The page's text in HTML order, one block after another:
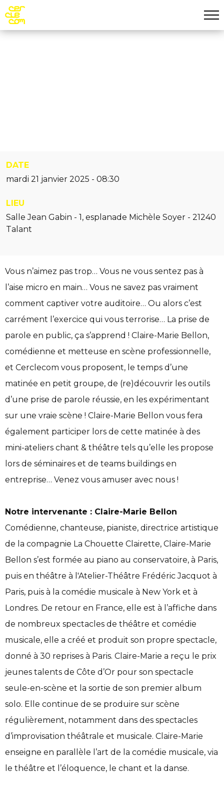
Aller au contenu principal
DATE
mardi 21 janvier 2025 - 08:30
LIEU
Salle Jean Gabin - 1, esplanade Michèle Soyer - 21240
Talant
Vous n’aimez pas trop… Vous ne vous sentez pas à
l’aise micro en main… Vous ne savez pas vraiment
comment captiver votre auditoire… Ou alors c’est
carrément l’exercice qui vous terrorise… La prise de
parole en public, ça s’apprend ! Claire-Marie Bellon,
comédienne et metteuse en scène professionnelle,
et Cerclecom vous proposent, le temps d’une
matinée en petit groupe, de (re)découvrir les outils
d’une prise de parole réussie, en les expérimentant
sur une vraie scène ! Claire-Marie Bellon vous fera
également participer lors de cette matinée à des
mini-ateliers chant & théâtre tels qu’elle les propose
lors de séminaires et de teams buildings en
entreprise… Venez vous amuser avec nous !
Notre intervenante : Claire-Marie Bellon
Comédienne, chanteuse, pianiste, directrice artistique
de la compagnie La Chouette Clairette, Claire-Marie
Bellon s’est formée au piano au conservatoire, à Paris,
puis en théâtre à l'Atelier-Théâtre Frédéric Jacquot à
Paris, puis à la comédie musicale à New York et à
Londres. De retour en France, elle est à l’affiche dans
de nombreux spectacles de théâtre et comédie
musicale, elle a créé et produit son propre spectacle,
donné à 30 reprises à Paris. Claire-Marie a reçu le prix
jeunes talents de Côte d’Or pour son spectacle
seule-en-scène et la sortie de son premier album
solo. Elle continue de se produire sur scène
régulièrement, notamment dans des spectacles
d’improvisation théâtrale et musicale. Claire-Marie
enseigne en parallèle l’art de la comédie musicale, via
le théâtre et l’éloquence, le chant et la danse.